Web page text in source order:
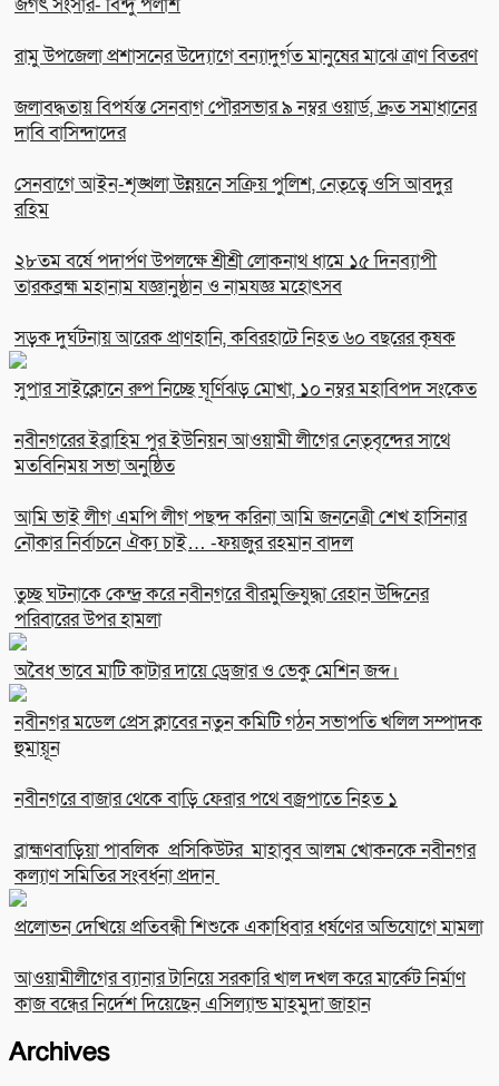
জগৎ সংসার- বিন্দু পলাশ
রামু উপজেলা প্রশাসনের উদ্যোগে বন্যাদুর্গত মানুষের মাঝে ত্রাণ বিতরণ
জলাবদ্ধতায় বিপর্যস্ত সেনবাগ পৌরসভার ৯ নম্বর ওয়ার্ড, দ্রুত সমাধানের
দাবি বাসিন্দাদের
সেনবাগে আইন-শৃঙ্খলা উন্নয়নে সক্রিয় পুলিশ, নেতৃত্বে ওসি আবদুর
রহিম
২৮তম বর্ষে পদার্পণ উপলক্ষে শ্রীশ্রী লোকনাথ ধামে ১৫ দিনব্যাপী
তারকব্রহ্ম মহানাম যজ্ঞানুষ্ঠান ও নামযজ্ঞ মহোৎসব
সড়ক দুর্ঘটনায় আরেক প্রাণহানি, কবিরহাটে নিহত ৬০ বছরের কৃষক
সুপার সাইক্লোনে রুপ নিচ্ছে ঘূর্ণিঝড় মোখা, ১০ নম্বর মহাবিপদ সংকেত
নবীনগরের ইব্রাহিম পুর ইউনিয়ন আওয়ামী লীগের নেতৃবৃন্দের সাথে
মতবিনিময় সভা অনুষ্ঠিত
আমি ভাই লীগ এমপি লীগ পছন্দ করিনা আমি জননেত্রী শেখ হাসিনার
নৌকার নির্বাচনে ঐক্য চাই… -ফয়জুর রহমান বাদল
তুচ্ছ ঘটনাকে কেন্দ্র করে নবীনগরে বীরমুক্তিযুদ্ধা রেহান উদ্দিনের
পরিবারের উপর হামলা
অবৈধ ভাবে মাটি কাটার দায়ে ড্রেজার ও ভেকু মেশিন জব্দ।
নবীনগর মডেল প্রেস ক্লাবের নতুন কমিটি গঠন সভাপতি খলিল সম্পাদক
হুমায়ূন
নবীনগরে বাজার থেকে বাড়ি ফেরার পথে বজ্রপাতে নিহত ১
ব্রাহ্মণবাড়িয়া পাবলিক প্রসিকিউটর মাহাবুব আলম খোকনকে নবীনগর
কল্যাণ সমিতির সংবর্ধনা প্রদান
প্রলোভন দেখিয়ে প্রতিবন্ধী শিশুকে একাধিবার ধর্ষণের অভিযোগে মামলা
আওয়ামীলীগের ব্যানার টানিয়ে সরকারি খাল দখল করে মার্কেট নির্মাণ
কাজ বন্ধের নির্দেশ দিয়েছেন এসিল্যান্ড মাহমুদা জাহান
Archives